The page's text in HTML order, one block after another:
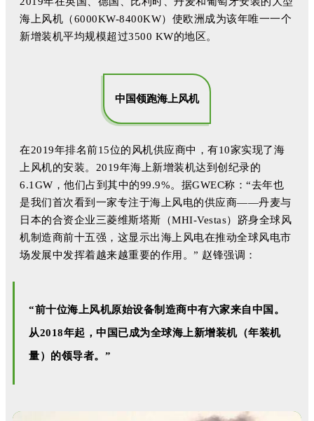
海上风机（6000KW-8400KW）使欧洲成为该年唯一一个
新增装机平均规模超过3500 KW的地区。
中国领跑海上风机
在2019年排名前15位的风机供应商中，有10家实现了海
上风机的安装。2019年海上新增装机达到创纪录的
6.1GW，他们占到其中的99.9%。据GWEC称：“去年也
是我们首次看到一家专注于海上风电的供应商——丹麦与
日本的合资企业三菱维斯塔斯（MHI-Vestas）跻身全球风
机制造商前十五强，这显示出海上风电在推动全球风电市
场发展中发挥着越来越重要的作用。” 赵锋强调：
“前十位海上风机原始设备制造商中有六家来自中国。
从2018年起，中国已成为全球海上新增装机（年装机
量）的领导者。”